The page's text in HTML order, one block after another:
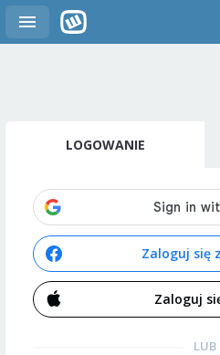
LOGOWANIE
Zaloguj się
Zaloguj
LUB